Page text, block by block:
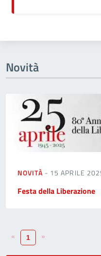
Novità
NOVITÀ - 15 APRILE
Festa della Liberazione
« 1 »